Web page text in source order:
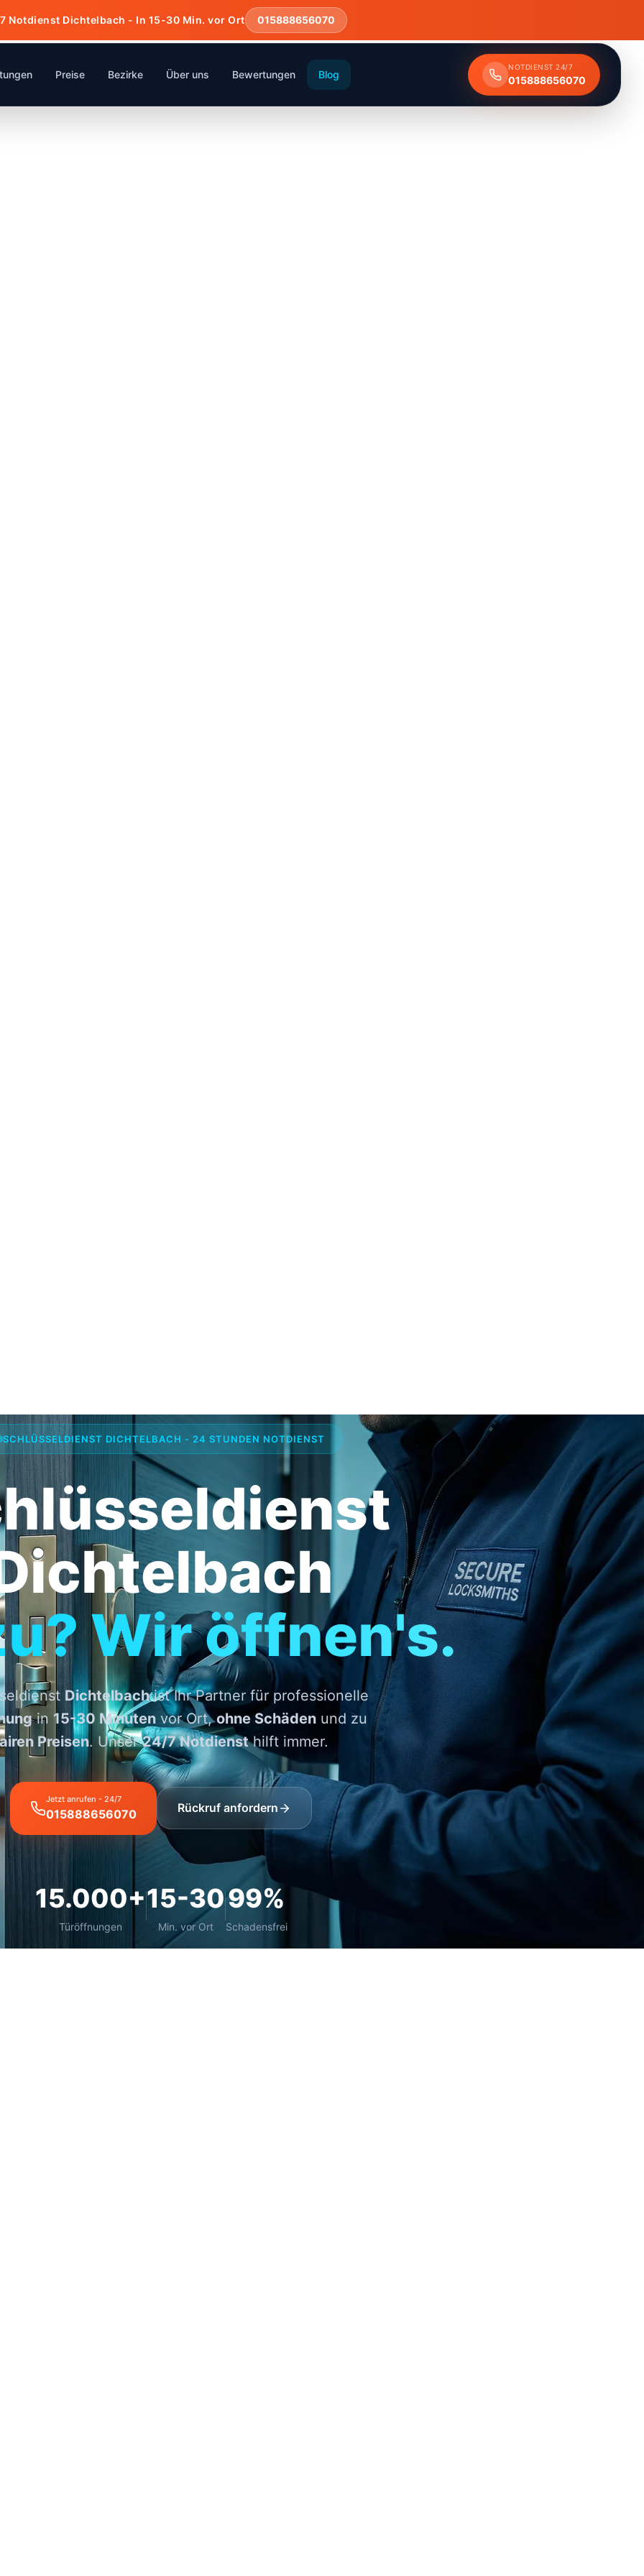
Notdienst Dichtelbach - In 15-30 Min. vor Ort 015888656070
Preise Bezirke Über uns Bewertungen Blog
NOTDIENST 24/7
015888656070
SCHLÜSSELDIENST DICHTELBACH - 24 STUNDEN NOTDIENST
Wir öffnen's.
Dichtelbachist Ihr Partner für professionelle
in 15-30 Minuten vor Ort,ohne Schäden und zu
Preisen. Unser24/7 Notdiensthilft immer.
Jetzt anrufen - 24/7
015888656070 Rückruf anfordern
15.000+
Türöffnungen
15-30
Min. vor Ort
99%
Schadensfrei